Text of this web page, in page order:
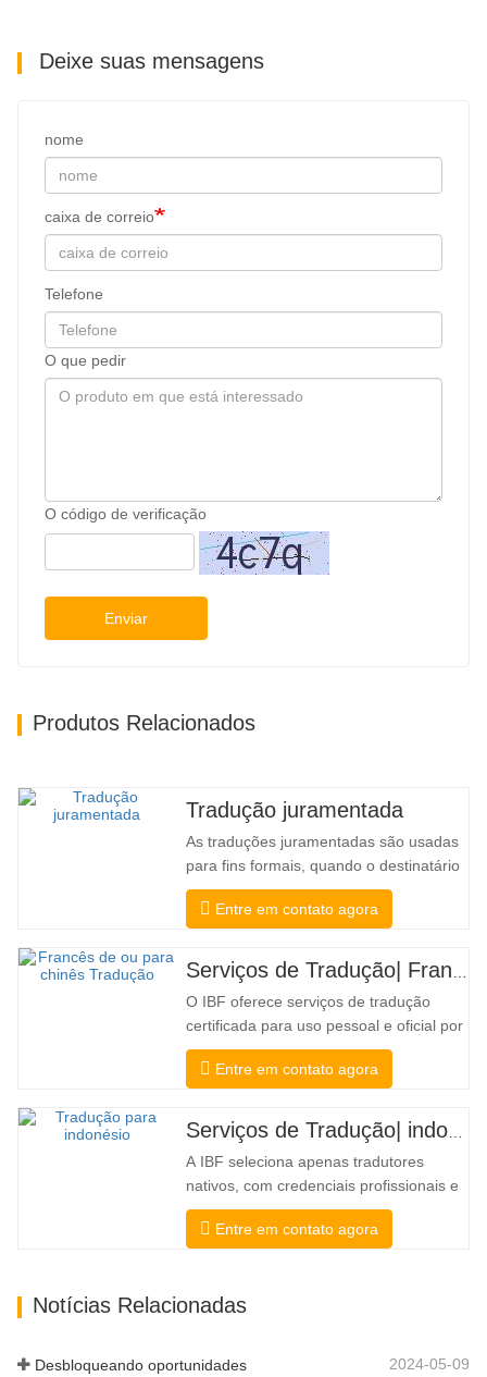
Deixe suas mensagens
nome
caixa de correio
Telefone
O que pedir
O código de verificação
Enviar
Produtos Relacionados
Tradução juramentada
As traduções juramentadas são usadas
para fins formais, quando o destinatário
precisa de confirmação para confirmar a
precisão e integridade da tradução. Para
governos municipais, estaduais e
federais, esse tipo de tradução é
freqüentemente necessário. Para…
Entre em contato agora
O IBF oferece serviços de tradução
certificada para uso pessoal e oficial por
universidades, tribunais e muitos
governos locais. Nós selecione apenas
profissionais e acadêmicas
comprovadas. Antes de obter a
certificação, vamos testá-los
rigorosamente.…
Entre em contato agora
A IBF seleciona apenas tradutores
nativos, com credenciais profissionais e
acadêmicas comprovadas. Antes de
obter a certificação, vamos testá-los
acordo com os padrões de qualidade
Entre em contato agora
Notícias Relacionadas
Desbloqueando oportunidades 2024-05-09